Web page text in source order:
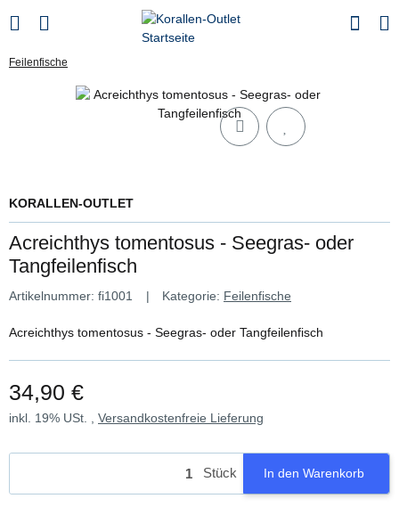
Feilenfische
KORALLEN-OUTLET
Acreichthys tomentosus - Seegras- oder
Tangfeilenfisch
Artikelnummer: fi1001 Kategorie: Feilenfische
Acreichthys tomentosus - Seegras- oder Tangfeilenfisch
34,90 €
inkl. 19% USt. , Versandkostenfreie Lieferung
Stück In den Warenkorb